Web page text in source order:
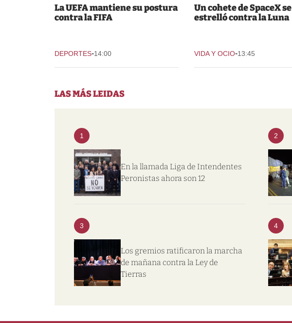
La UEFA mantiene su postura
contra la FIFA
DEPORTES-14:00
Un cohete de SpaceX se
estrelló contra la Luna
VIDA Y OCIO-13:45
LAS MÁS LEIDAS
1
En la llamada Liga de Intendentes
Peronistas ahora son 12
2
3
Los gremios ratificaron la marcha
de mañana contra la Ley de
Tierras
4